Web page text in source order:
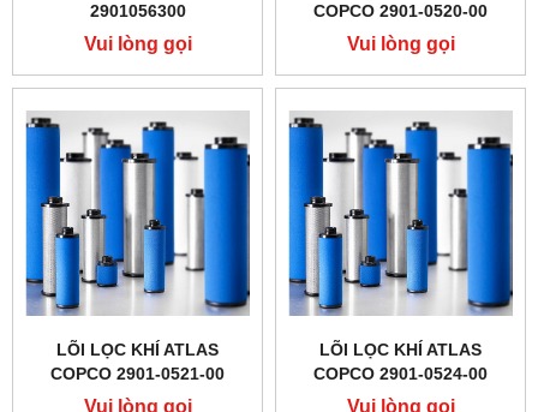
2901056300
Vui lòng gọi
COPCO 2901-0520-00
Vui lòng gọi
LÕI LỌC KHÍ ATLAS
COPCO 2901-0521-00
Vui lòng gọi
LÕI LỌC KHÍ ATLAS
COPCO 2901-0524-00
Vui lòng gọi